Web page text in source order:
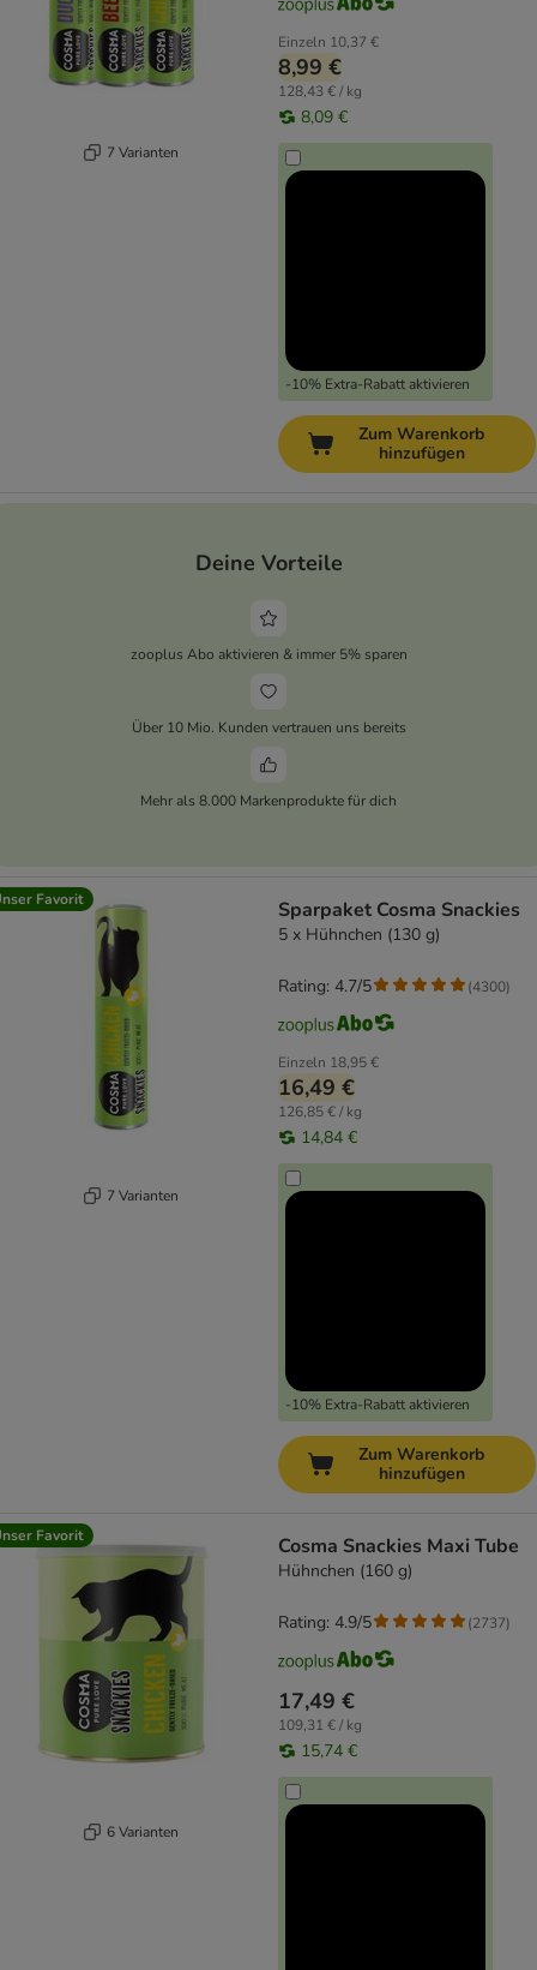
7 Varianten
Einzeln 10,37 €
8,99 €
128,43 € / kg
8,09 €
-10% Extra-Rabatt aktivieren
Zum Warenkorb
hinzufügen
Deine Vorteile
zooplus Abo aktivieren & immer 5% sparen
Über 10 Mio. Kunden vertrauen uns bereits
Mehr als 8.000 Markenprodukte für dich
Favorit
7 Varianten
Sparpaket Cosma Snackies
5 x Hühnchen (130 g)
Einzeln 18,95 €
16,49 €
126,85 € / kg
14,84 €
-10% Extra-Rabatt aktivieren
Rating: 4.7/5 (4300)
Zum Warenkorb
hinzufügen
Favorit
6 Varianten
Cosma Snackies Maxi Tube
Hühnchen (160 g)
17,49 €
109,31 € / kg
15,74 €
Rating: 4.9/5 (2737)